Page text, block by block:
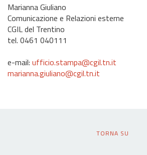
Marianna Giuliano
Comunicazione e Relazioni esterne
CGIL del Trentino
tel. 0461 040111
e-mail: ufficio.stampa@cgil.tn.it
marianna.giuliano@cgil.tn.it
TORNA SU